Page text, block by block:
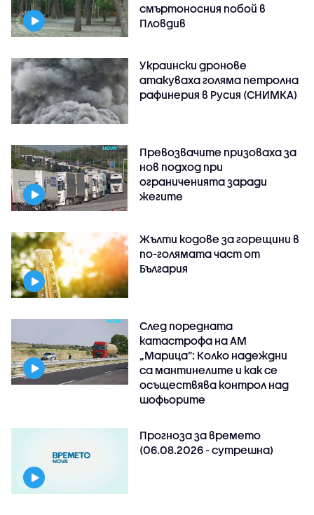
смъртоносния побой в
Пловдив
Украински дронове
атакуваха голяма петролна
рафинерия в Русия (СНИМКА)
Превозвачите призоваха за
нов подход при
ограниченията заради
жегите
Жълти кодове за горещини в
по-голямата част от
България
След поредната
катастрофа на АМ
„Марица”: Колко надеждни
са мантинелите и как се
осъществява контрол над
шофьорите
Прогноза за времето
(06.08.2026 - сутрешна)